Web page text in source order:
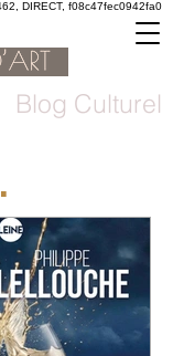
DIRECT, f08c47fec0942fa0
Blog Culturel